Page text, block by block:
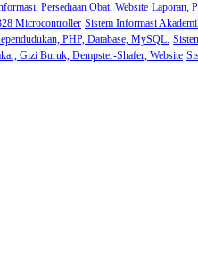
Persediaan Obat, Website Laporan,
Microcontroller Sistem Informasi
PHP, Database, MySQL.
Gizi Buruk, Dempster-Shafer, Website